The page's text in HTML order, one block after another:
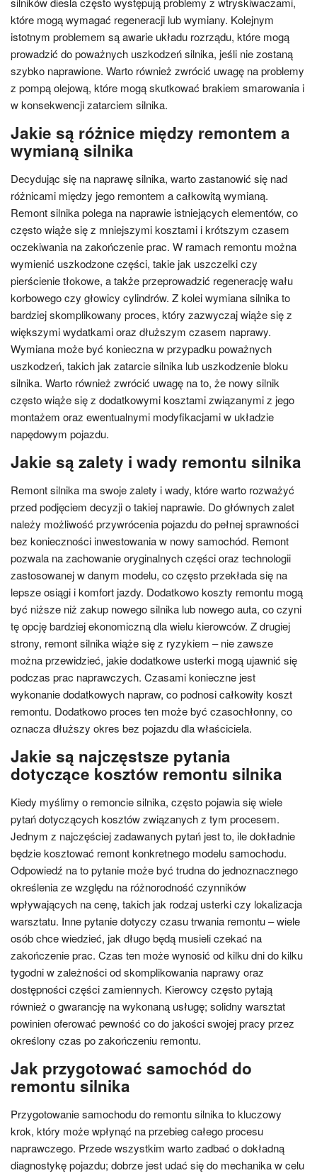
które mogą wymagać regeneracji lub wymiany. Kolejnym
istotnym problemem są awarie układu rozrządu, które mogą
prowadzić do poważnych uszkodzeń silnika, jeśli nie zostaną
szybko naprawione. Warto również zwrócić uwagę na problemy
z pompą olejową, które mogą skutkować brakiem smarowania i
w konsekwencji zatarciem silnika.
Jakie są różnice między remontem a
wymianą silnika
Decydując się na naprawę silnika, warto zastanowić się nad
różnicami między jego remontem a całkowitą wymianą.
Remont silnika polega na naprawie istniejących elementów, co
często wiąże się z mniejszymi kosztami i krótszym czasem
oczekiwania na zakończenie prac. W ramach remontu można
wymienić uszkodzone części, takie jak uszczelki czy
pierścienie tłokowe, a także przeprowadzić regenerację wału
korbowego czy głowicy cylindrów. Z kolei wymiana silnika to
bardziej skomplikowany proces, który zazwyczaj wiąże się z
większymi wydatkami oraz dłuższym czasem naprawy.
Wymiana może być konieczna w przypadku poważnych
uszkodzeń, takich jak zatarcie silnika lub uszkodzenie bloku
silnika. Warto również zwrócić uwagę na to, że nowy silnik
często wiąże się z dodatkowymi kosztami związanymi z jego
montażem oraz ewentualnymi modyfikacjami w układzie
napędowym pojazdu.
Jakie są zalety i wady remontu silnika
Remont silnika ma swoje zalety i wady, które warto rozważyć
przed podjęciem decyzji o takiej naprawie. Do głównych zalet
należy możliwość przywrócenia pojazdu do pełnej sprawności
bez konieczności inwestowania w nowy samochód. Remont
pozwala na zachowanie oryginalnych części oraz technologii
zastosowanej w danym modelu, co często przekłada się na
lepsze osiągi i komfort jazdy. Dodatkowo koszty remontu mogą
być niższe niż zakup nowego silnika lub nowego auta, co czyni
tę opcję bardziej ekonomiczną dla wielu kierowców. Z drugiej
strony, remont silnika wiąże się z ryzykiem – nie zawsze
można przewidzieć, jakie dodatkowe usterki mogą ujawnić się
podczas prac naprawczych. Czasami konieczne jest
wykonanie dodatkowych napraw, co podnosi całkowity koszt
remontu. Dodatkowo proces ten może być czasochłonny, co
oznacza dłuższy okres bez pojazdu dla właściciela.
Jakie są najczęstsze pytania
dotyczące kosztów remontu silnika
Kiedy myślimy o remoncie silnika, często pojawia się wiele
pytań dotyczących kosztów związanych z tym procesem.
Jednym z najczęściej zadawanych pytań jest to, ile dokładnie
będzie kosztować remont konkretnego modelu samochodu.
Odpowiedź na to pytanie może być trudna do jednoznacznego
określenia ze względu na różnorodność czynników
wpływających na cenę, takich jak rodzaj usterki czy lokalizacja
warsztatu. Inne pytanie dotyczy czasu trwania remontu – wiele
osób chce wiedzieć, jak długo będą musieli czekać na
zakończenie prac. Czas ten może wynosić od kilku dni do kilku
tygodni w zależności od skomplikowania naprawy oraz
dostępności części zamiennych. Kierowcy często pytają
również o gwarancję na wykonaną usługę; solidny warsztat
powinien oferować pewność co do jakości swojej pracy przez
określony czas po zakończeniu remontu.
Jak przygotować samochód do
remontu silnika
Przygotowanie samochodu do remontu silnika to kluczowy
krok, który może wpłynąć na przebieg całego procesu
naprawczego. Przede wszystkim warto zadbać o dokładną
diagnostykę pojazdu; dobrze jest udać się do mechanika w celu